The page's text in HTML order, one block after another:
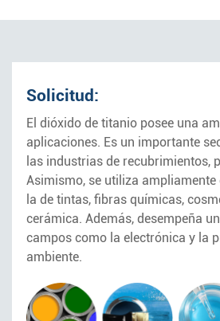
Solicitud:
El dióxido de titanio posee una
aplicaciones. Es un importante
las industrias de recubrimientos,
Asimismo, se utiliza
la de tintas, fibras químicas,
cerámica. Además, desempeña
campos como la electrónica y la
ambiente.